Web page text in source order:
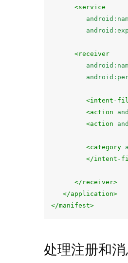
<service
<receiver
<intent-
<action
<action
<category
</intent-
</receiver>
</application>
</manifest>
处理注册和消